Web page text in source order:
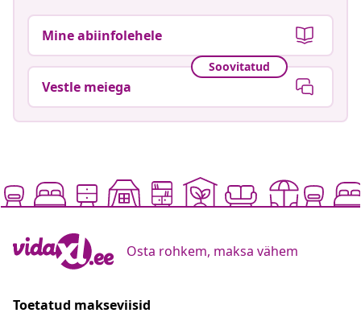
Mine abiinfolehele
Soovitatud
Vestle meiega
Osta rohkem, maksa vähem
Toetatud makseviisid